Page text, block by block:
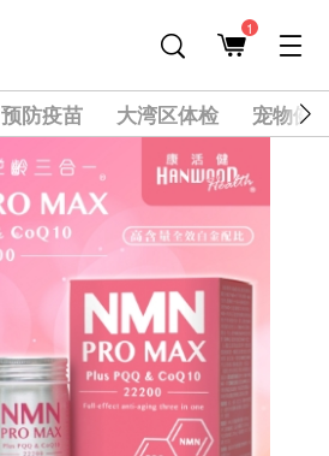
1
预防疫苗 大湾区体检 宠物健